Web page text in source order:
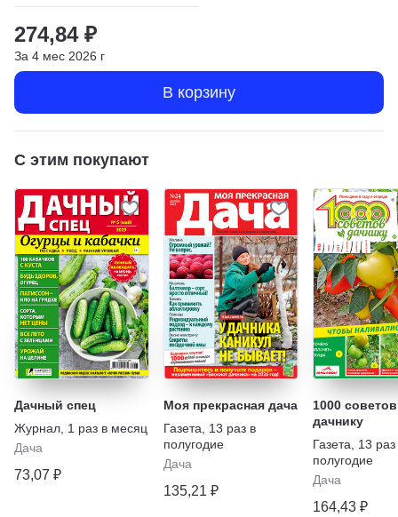
274,84 ₽
За 4 мес 2026 г
В корзину
С этим покупают
Дачный спец
Журнал 1 раз в месяц
Дача
73,07 ₽
Моя прекрасная дача
Газета
13 раз в
полугодие
Дача
135,21 ₽
1000 советов
дачнику
Газета
13 раз
полугодие
Дача
164,43 ₽